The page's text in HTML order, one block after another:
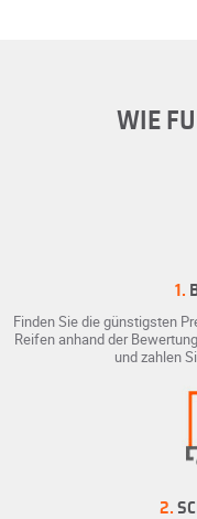
WIE
1.
Finden Sie die günstigsten
Reifen anhand der
und zahlen
2.